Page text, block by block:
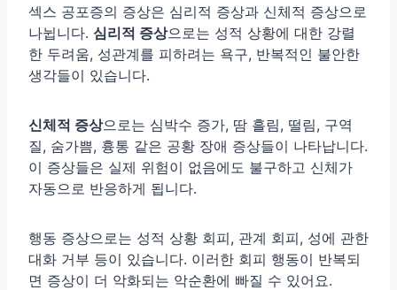
섹스 공포증의 증상은 심리적 증상과 신체적 증상으로
나뉩니다. 심리적 증상으로는 성적 상황에 대한 강렬
한 두려움, 성관계를 피하려는 욕구, 반복적인 불안한
생각들이 있습니다.
신체적 증상으로는 심박수 증가, 땀 흘림, 떨림, 구역
질, 숨가쁨, 흉통 같은 공황 장애 증상들이 나타납니다.
이 증상들은 실제 위험이 없음에도 불구하고 신체가
자동으로 반응하게 됩니다.
행동 증상으로는 성적 상황 회피, 관계 회피, 성에 관한
대화 거부 등이 있습니다. 이러한 회피 행동이 반복되
면 증상이 더 악화되는 악순환에 빠질 수 있어요.